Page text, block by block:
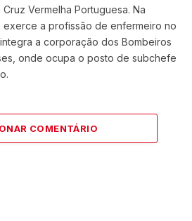
Cruz Vermelha Portuguesa. Na
exerce a profissão de enfermeiro no
a corporação dos Bombeiros
onde ocupa o posto de subchefe
COMENTÁRIO